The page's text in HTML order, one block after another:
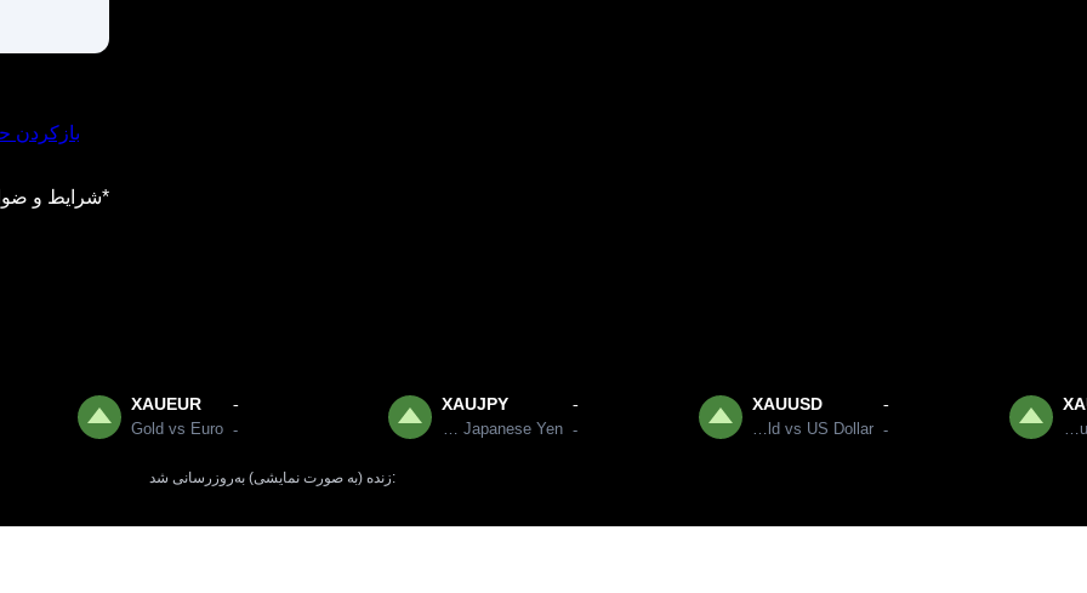
بازکردن
*شرایط و
XAUEUR
Gold vs Euro
-
-
XAUJPY
Gold vs Japanese Yen
-
-
XAUUSD
Gold vs US Dollar
-
-
Gold vs Australian Dollar
زنده (به صورت نمایشی) به‌روزرسانی شد: